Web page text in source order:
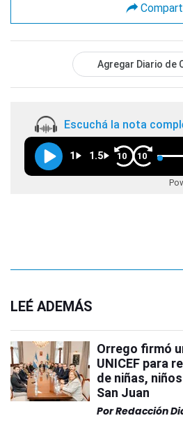
Agregar Diario de
Escuchá la nota
1 1.5 10 10
LEÉ ADEMÁS
Orrego firmó
UNICEF para
de niñas,
San Juan
PorRedacción